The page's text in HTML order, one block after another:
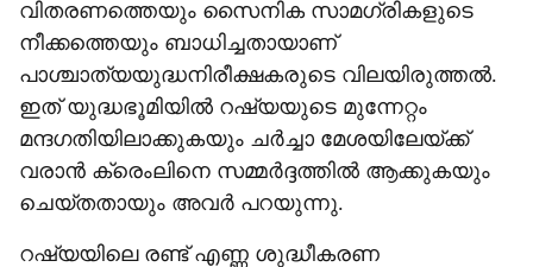
വിതരണത്തെയും സൈനിക സാമഗ്രികളുടെ
നീക്കത്തെയും ബാധിച്ചതായാണ്
പാശ്ചാത്യയുദ്ധനിരീക്ഷകരുടെ വിലയിരുത്തൽ.
ഇത് യുദ്ധഭൂമിയിൽ റഷ്യയുടെ മുന്നേറ്റം
മന്ദഗതിയിലാക്കുകയും ചർച്ചാ മേശയിലേയ്ക്ക്
വരാൻ ക്രെംലിനെ സമ്മർദ്ദത്തിൽ ആക്കുകയും
ചെയ്തതായും അവർ പറയുന്നു.
റഷ്യയിലെ രണ്ട് എണ്ണ ശുദ്ധീകരണ